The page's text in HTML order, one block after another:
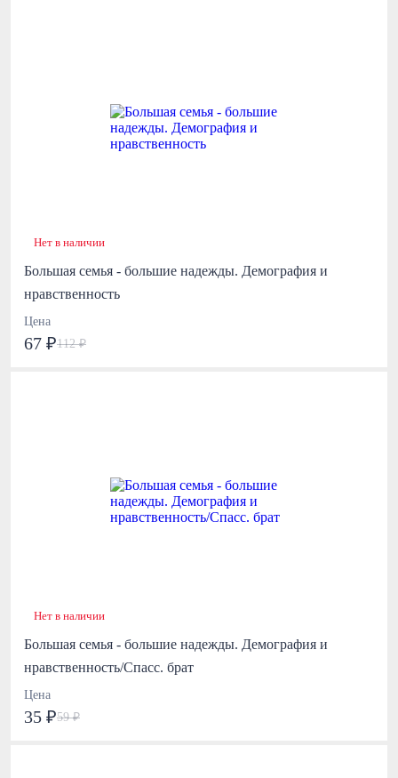
Нет в наличии
Большая семья - большие надежды. Демография и
нравственность
Цена
67 ₽112 ₽
Нет в наличии
Большая семья - большие надежды. Демография и
нравственность/Спасс. брат
Цена
35 ₽59 ₽